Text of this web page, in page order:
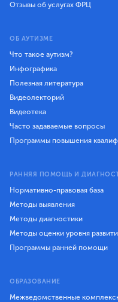
Отзывы об услугах ФРЦ
ОБ АУТИЗМЕ
Что такое аутизм?
Инфографика
Полезная литература
Видеолекторий
Видеотека
Часто задаваемые вопросы
Программы повышения
РАННЯЯ ПОМОЩЬ И
Нормативно-правовая база
Методы выявления
Методы диагностики
Методы оценки уровня
Программы ранней помощи
ОБРАЗОВАНИЕ
Межведомственные